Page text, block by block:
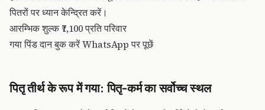
पितरों पर ध्यान केन्द्रित करें।
आरम्भिक शुल्क ₹7,100प्रति परिवार
गया पिंड दान बुक करेंWhatsApp पर पूछें
पितृ तीर्थ के रूप में गया: पितृ-कर्म का सर्वोच्च स्थल